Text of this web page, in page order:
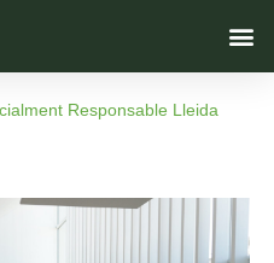
Responsable Lleida